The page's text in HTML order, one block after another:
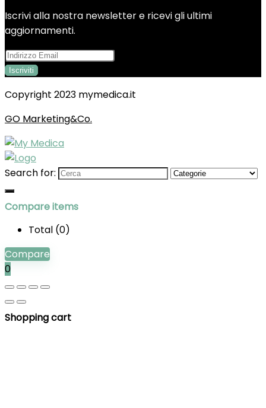
Iscrivi alla nostra newsletter e ricevi gli ultimi
aggiornamenti.
Copyright 2023 mymedica.it
GO Marketing&Co.
Search for:
Compare items
Total (0)
Compare
0
Shopping cart